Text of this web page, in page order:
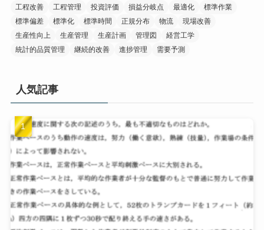
工程改善
工程管理 投資評価 損益分岐点 最適化
標準作業
標準偏差
標準化 標準時間 正規分布 物流
現場改善
生産性向上
生産管理 生産計画 管理図
経営工学
統計的品質管理
継続的改善 進捗管理 需要予測
人気記事